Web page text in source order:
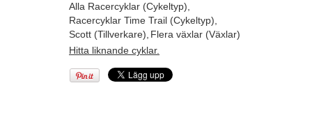
Alla Racercyklar (Cykeltyp)
Racercyklar Time Trail (Cykeltyp)
Scott (Tillverkare) Flera växlar (Växlar)
Hitta liknande cyklar.